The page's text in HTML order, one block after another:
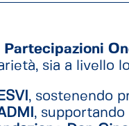
Partecipazioni
sia a livello
, sostenendo
,